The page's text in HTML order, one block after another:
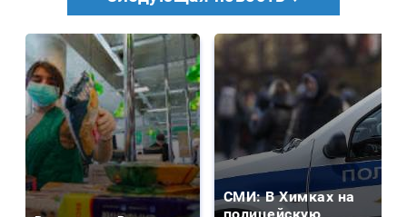
СМИ: В Химках на